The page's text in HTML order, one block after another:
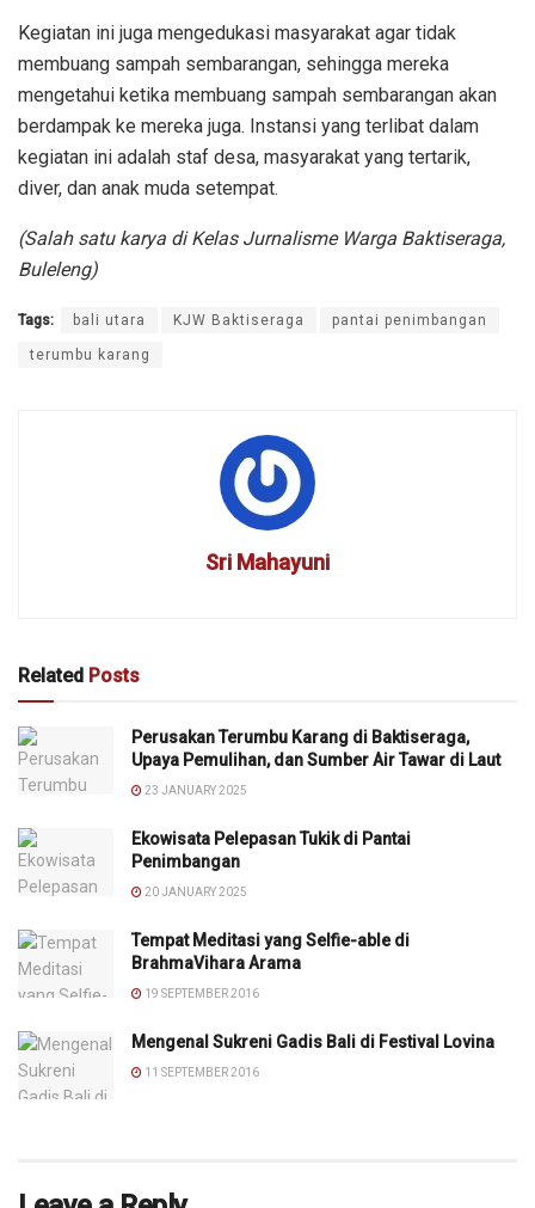
Kegiatan ini juga mengedukasi masyarakat agar tidak
membuang sampah sembarangan, sehingga mereka
mengetahui ketika membuang sampah sembarangan akan
berdampak ke mereka juga. Instansi yang terlibat dalam
kegiatan ini adalah staf desa, masyarakat yang tertarik,
diver, dan anak muda setempat.
(Salah satu karya di Kelas Jurnalisme Warga Baktiseraga,
Buleleng)
Tags: bali utara KJW Baktiseraga pantai penimbangan
terumbu karang
Sri Mahayuni
Related Posts
Perusakan Terumbu Karang di Baktiseraga,
Upaya Pemulihan, dan Sumber Air Tawar di Laut
23 JANUARY 2025
Ekowisata Pelepasan Tukik di Pantai
Penimbangan
20 JANUARY 2025
Tempat Meditasi yang Selfie-able di
BrahmaVihara Arama
19 SEPTEMBER 2016
Mengenal Sukreni Gadis Bali di Festival Lovina
11 SEPTEMBER 2016